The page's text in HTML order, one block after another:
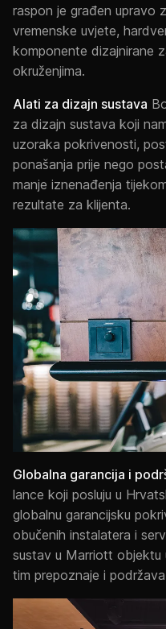
raspon je građen
vremenske uvjete,
komponente dizajnirane
okruženjima.
Alati za dizajn sustava
za dizajn sustava koji
uzoraka pokrivenosti,
ponašanja prije nego
manje iznenađenja
rezultate za klijenta.
Globalna garancija i
lance koji posluju u
globalnu garancijsku
obučenih instalatera i
sustav u Marriott objektu
tim prepoznaje i